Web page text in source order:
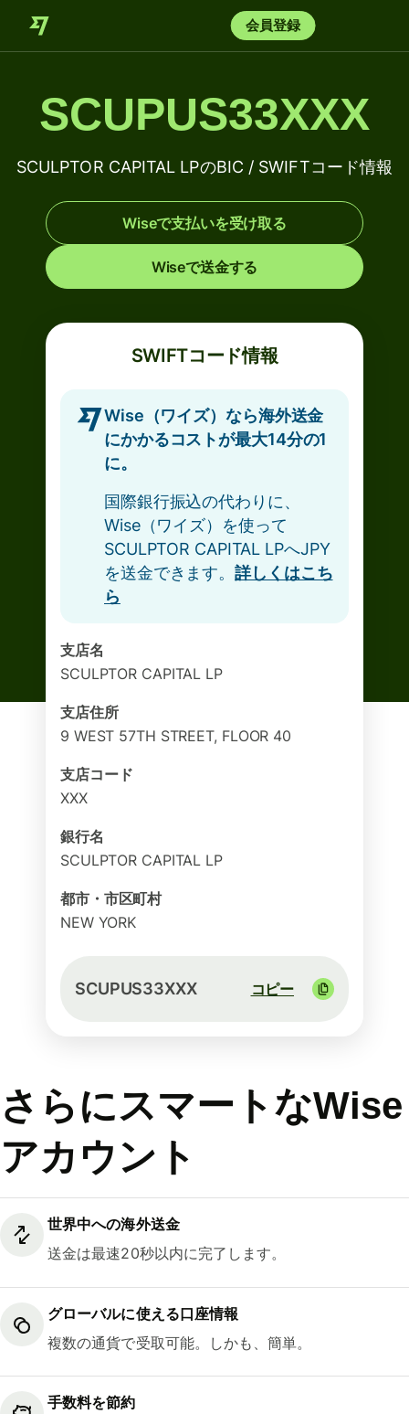
会員登録
SCUPUS33XXX
SCULPTOR CAPITAL LPのBIC / SWIFTコード情報
Wiseで支払いを受け取る
Wiseで送金する
SWIFTコード情報
Wise（ワイズ）なら海外送金
にかかるコストが最大14分の1
に。
国際銀行振込の代わりに、
Wise（ワイズ）を使って
SCULPTOR CAPITAL LPへJPY
を送金できます。詳しくはこち
ら
支店名
SCULPTOR CAPITAL LP
支店住所
9 WEST 57TH STREET, FLOOR 40
支店コード
XXX
銀行名
SCULPTOR CAPITAL LP
都市・市区町村
NEW YORK
SCUPUS33XXX コピー
さらにスマートなWise
アカウント
世界中への海外送金
送金は最速20秒以内に完了します。
グローバルに使える口座情報
複数の通貨で受取可能。しかも、簡単。
手数料を節約